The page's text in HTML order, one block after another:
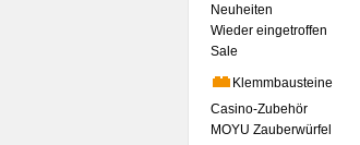
Neuheiten
Wieder eingetroffen
Sale
Klemmbausteine
Casino-Zubehör
MOYU Zauberwürfel